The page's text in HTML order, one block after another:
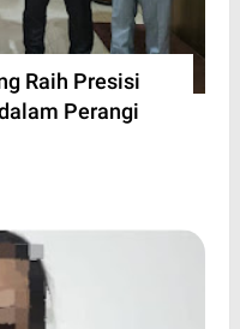
Raih Presisi
Perangi